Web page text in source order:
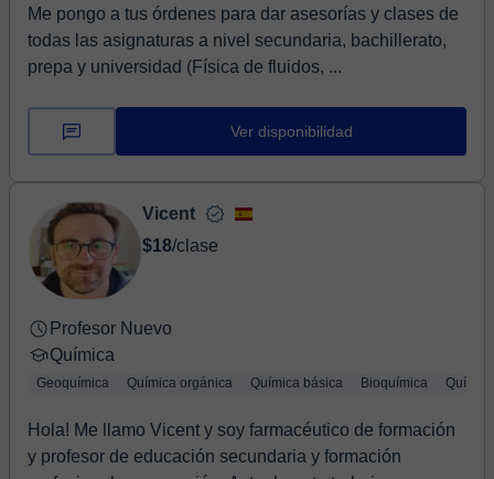
Me pongo a tus órdenes para dar asesorías y clases de
todas las asignaturas a nivel secundaria, bachillerato,
prepa y universidad (Física de fluidos, ...
Ver disponibilidad
Vicent
$18/clase
Profesor Nuevo
Química
Geoquímica Química orgánica Química básica Bioquímica
Hola! Me llamo Vicent y soy farmacéutico de formación
y profesor de educación secundaria y formación